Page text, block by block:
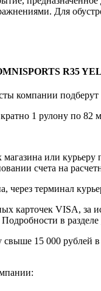
Для
R35
компании
1 рулону по 82
или курьеру
счета на
через терминал
карточек VISA, за
в разделе
15 000 рублей